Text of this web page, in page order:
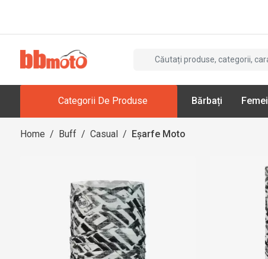
Categorii De Produse Bărbați Femei
Home / Buff / Casual / Eșarfe Moto